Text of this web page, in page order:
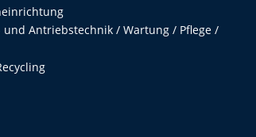
und Antriebstechnik / Wartung / Pflege /